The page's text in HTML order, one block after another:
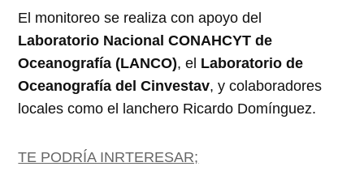
El monitoreo se realiza con apoyo del
Laboratorio Nacional CONAHCYT de
Oceanografía (LANCO), el Laboratorio de
Oceanografía del Cinvestav, y colaboradores
locales como el lanchero Ricardo Domínguez.
TE PODRÍA INRTERESAR;